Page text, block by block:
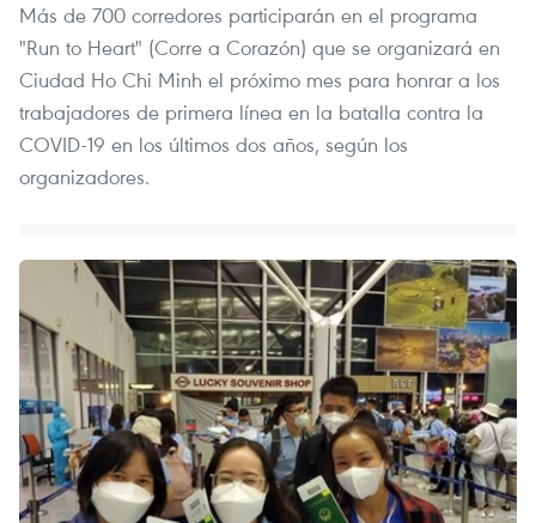
Más de 700 corredores participarán en el programa
"Run to Heart" (Corre a Corazón) que se organizará en
Ciudad Ho Chi Minh el próximo mes para honrar a los
trabajadores de primera línea en la batalla contra la
COVID-19 en los últimos dos años, según los
organizadores.